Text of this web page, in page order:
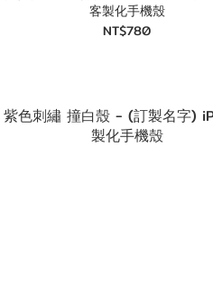
客製化手機殼
NT$780